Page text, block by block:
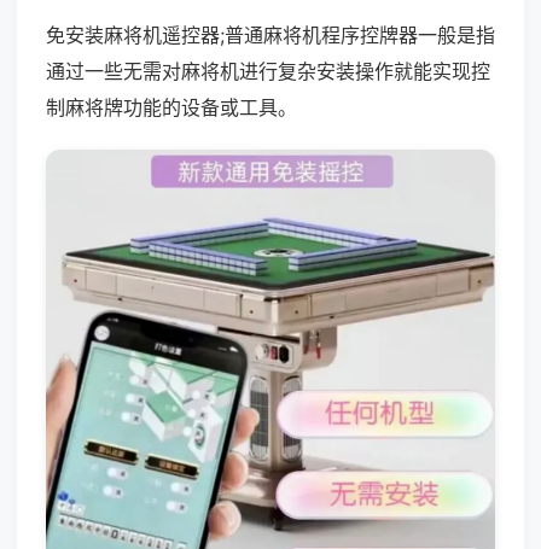
免安装麻将机遥控器;普通麻将机程序控牌器一般是指
通过一些无需对麻将机进行复杂安装操作就能实现控
制麻将牌功能的设备或工具。